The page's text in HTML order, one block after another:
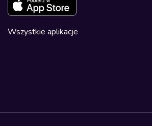
Wszystkie aplikacje